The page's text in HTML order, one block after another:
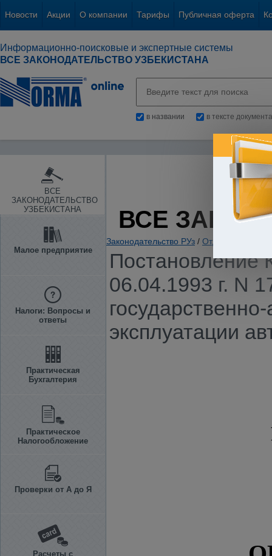
Новости Акции О компании Тарифы Публичная оферта
Информационно-поисковые и экспертные системы
ВСЕ ЗАКОНОДАТЕЛЬСТВО УЗБЕКИСТАНА
в названии в тексте документа
ВСЕ
ЗАКОНОДАТЕЛЬСТВО
УЗБЕКИСТАНА
Малое предприятие
Налоги: Вопросы и
ответы
Практическая
Бухгалтерия
Практическое
Налогообложение
Проверки от А до Я
Расчеты с
ВСЕ
Законодательство РУз / Отдельные
Постановление
06.04.1993 г. N
эксплуатации